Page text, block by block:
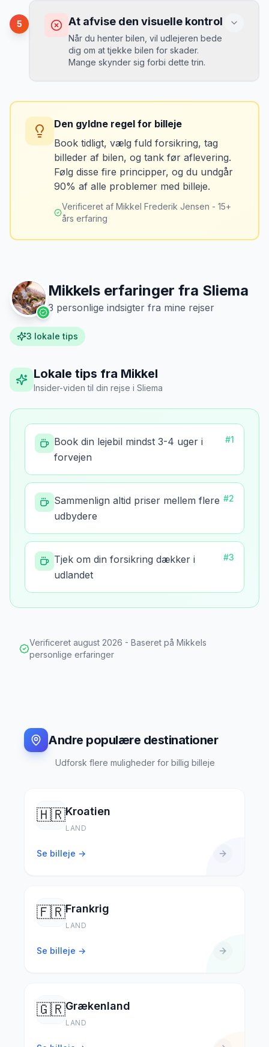
Risiko for uheld, især ved overhaling og i
rundkørsler.
Løsning
MJ
Mikkels erfaring Marts 2024
“De første timer med venstrekørsel er
altid svære. Mit tip: Læg noget i højre
køreretningen.”
5 At afvise den visuelle kontrol
Når du henter bilen, vil udlejeren bede
dig om at tjekke bilen for skader.
Mange skynder sig forbi dette trin.
var der før du fik bilen.
Tag billeder af ALLE ridser, buler og
skader - selv de mindste. Tag også
billeder af kilometerstanden og
brændstofmåleren.
vinkler ved afhentning. Det har reddet
mig fra falske skadeskrav to gange.”
Den gyldne regel for billeje
Book tidligt, vælg fuld forsikring, tag
billeder af bilen, og tank før aflevering.
Følg disse fire principper, og du undgår
90% af alle problemer med billeje.
Verificeret af Mikkel Frederik Jensen - 15+
års erfaring
Mikkels erfaringer fra Sliema
3 personlige indsigter fra mine rejser
3 lokale tips
Lokale tips fra Mikkel
Insider-viden til din rejse i Sliema
Book din lejebil mindst 3-4 uger i
forvejen
#1
Sammenlign altid priser mellem flere
udbydere
#2
Tjek om din forsikring dækker i
udlandet
#3
Verificeret august 2026 - Baseret på Mikkels
personlige erfaringer
Andre populære destinationer
Udforsk flere muligheder for billig billeje
🇭🇷Kroatien
LAND
Se billeje →
🇫🇷Frankrig
LAND
Se billeje →
🇬🇷Grækenland
LAND